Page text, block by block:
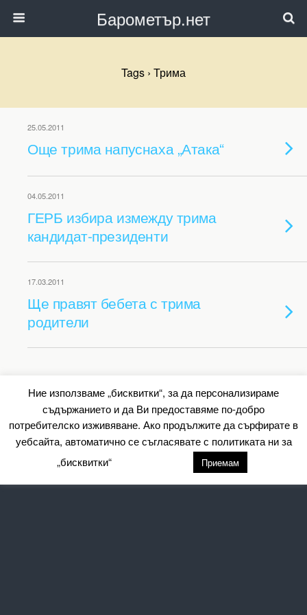
Барометър.нет
Tags › Трима
25.05.2011
Още трима напуснаха „Атака“
04.05.2011
ГЕРБ избира измежду трима
кандидат-президенти
17.03.2011
Ще правят бебета с трима
родители
Back to top
Mobile Desktop
All content Copyright Барометър.нет
Ние използваме „бисквитки“, за да персонализираме
съдържанието и да Ви предоставяме по-добро
потребителско изживяване. Ако продължите да сърфирате в
уебсайта, автоматично се съгласявате с политиката ни за
„бисквитки“
Приемам